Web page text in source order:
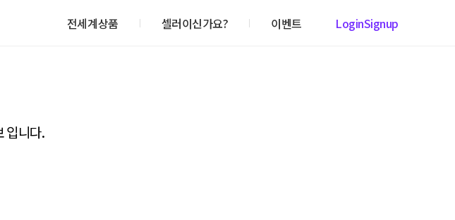
전세계상품 셀러이신가요? 이벤트 LoginSignup
입니다.